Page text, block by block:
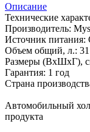
Описание
Технические
Производитель:
Источник питания:
Объем общий, л.: 31
Размеры (ВхШхГ),
Гарантия: 1 год
Страна
Автомобильный
продукта